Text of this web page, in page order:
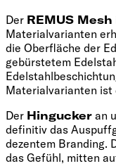
Der REMUS Mesh
Materialvarianten
die Oberfläche der
gebürstetem
Materialvarianten ist
Der Hingucker an
definitiv das
dezentem Branding.
das Gefühl, mitten